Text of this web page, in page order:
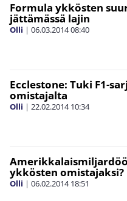
Formula ykkösten
jättämässä lajin
Olli | 06.03.201408:40
Ecclestone: Tuki F1-
omistajalta
Olli | 22.02.2014 10:34
ykkösten omistajaksi?
Olli | 06.02.2014 18:51